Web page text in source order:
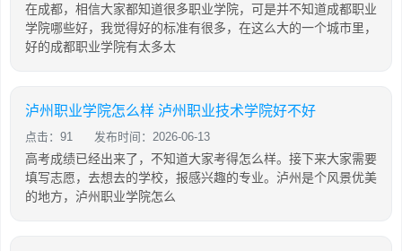
在成都，相信大家都知道很多职业学院，可是并不知道成都职业
学院哪些好，我觉得好的标准有很多，在这么大的一个城市里，
好的成都职业学院有太多太
泸州职业学院怎么样 泸州职业技术学院好不好
点击：91 发布时间：2026-06-13
高考成绩已经出来了，不知道大家考得怎么样。接下来大家需要
填写志愿，去想去的学校，报感兴趣的专业。泸州是个风景优美
的地方，泸州职业学院怎么